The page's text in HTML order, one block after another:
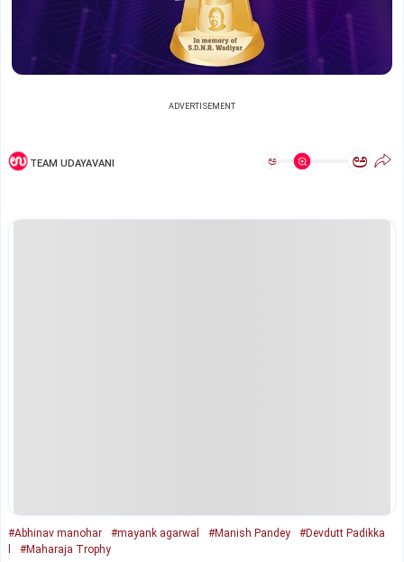
ADVERTISEMENT
TEAM UDAYAVANI ಅ ಅ
#Abhinav manohar #mayank agarwal #Manish Pandey
#Devdutt Padikka
#Maharaja Trophy